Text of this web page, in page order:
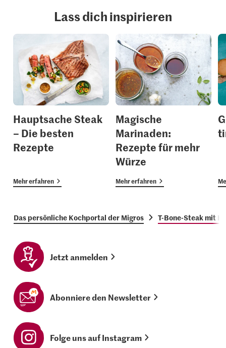
Lass dich inspirieren
Hauptsache Steak
– Die besten
Rezepte
Mehr erfahren
Magische
Marinaden:
Rezepte für mehr
Würze
Mehr erfahren
Das persönliche Kochportal der Migros T-Bone-Steak mit
Jetzt anmelden
Abonniere den Newsletter
Folge uns auf Instagram